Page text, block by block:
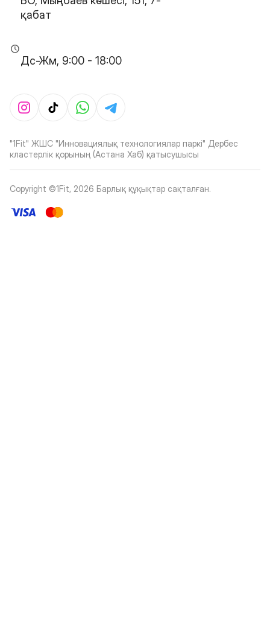
қабат
Дс-Жм, 9:00 - 18:00
"1Fit" ЖШС "Инновациялық технологиялар паркі" Дербес
кластерлік қорының (Астана Хаб) қатысушысы
Copyright ©1Fit, 2026 Барлық құқықтар сақталған.